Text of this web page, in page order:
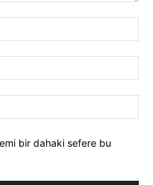
bir dahaki sefere bu